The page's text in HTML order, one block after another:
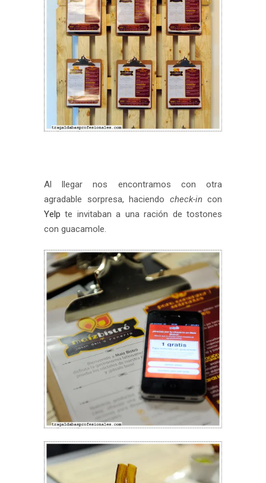
Al llegar nos encontramos con otra
agradable sorpresa, haciendo check-incon
Yelp te invitaban a una ración de tostones
con guacamole.